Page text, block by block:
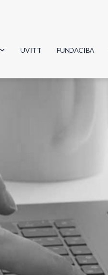
UVITT FUNDACIBA